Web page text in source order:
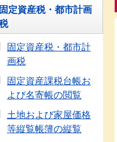
固定資産税・都市計画
固定資産税・都市計
画税
固定資産課税台帳お
よび名寄帳の閲覧
土地および家屋価格
等縦覧帳簿の縦覧